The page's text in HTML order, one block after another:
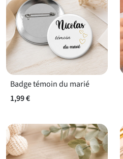
Badge témoin du marié
1,99 €